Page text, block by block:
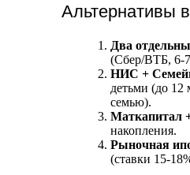
Альтернативы
Два
(Сбер/ВТБ, 6-
НИС +
детьми (до 12
семью).
Маткапитал
накопления.
Рыночная
(ставки 15-